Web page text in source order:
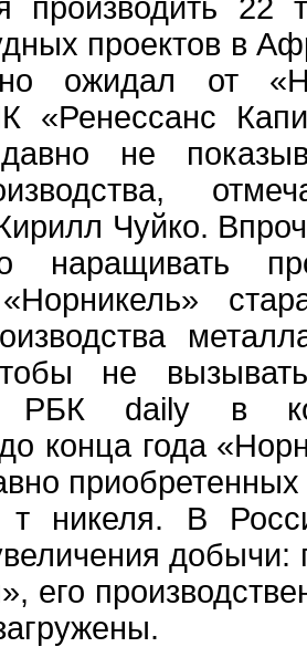
производить
проектов в
ожидал от
«Ренессанс
не
Чуйко.
наращивать
не вызывать
РБК daily в
конца года
никеля. В
добычи:
его